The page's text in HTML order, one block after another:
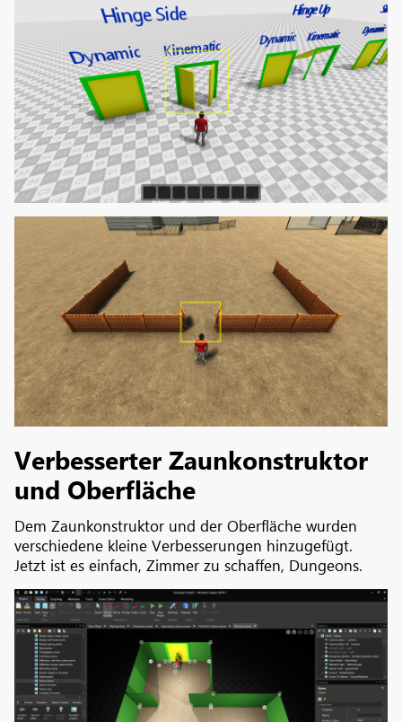
Verbesserter Zaunkonstruktor
und Oberfläche
Dem Zaunkonstruktor und der Oberfläche wurden
verschiedene kleine Verbesserungen hinzugefügt.
Jetzt ist es einfach, Zimmer zu schaffen, Dungeons.